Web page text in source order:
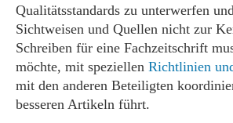
Qualitätsstandards zu unterwerfen
Sichtweisen und Quellen nicht zur
Schreiben für eine Fachzeitschrift
möchte, mit speziellen Richtlinien
mit den anderen Beteiligten
besseren Artikeln führt.